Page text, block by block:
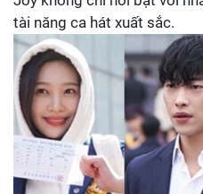
tài năng ca hát xuất sắc.